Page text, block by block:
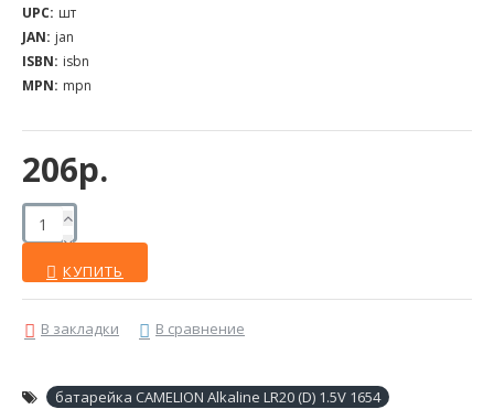
206р.
UPC: шт
JAN: jan
ISBN: isbn
MPN: mpn
КУПИТЬ
В закладки В сравнение
батарейка CAMELION Alkaline LR20 (D) 1.5V 1654